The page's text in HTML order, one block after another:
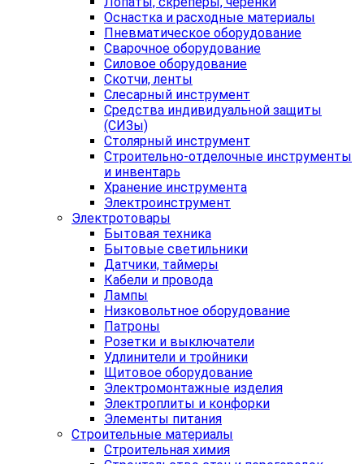
Оснастка и расходные материалы
Пневматическое оборудование
Сварочное оборудование
Силовое оборудование
Скотчи, ленты
Слесарный инструмент
Средства индивидуальной защиты
(СИЗы)
Столярный инструмент
Строительно-отделочные инструменты
и инвентарь
Хранение инструмента
Электроинструмент
Электротовары
Бытовая техника
Бытовые светильники
Датчики, таймеры
Кабели и провода
Лампы
Низковольтное оборудование
Патроны
Розетки и выключатели
Удлинители и тройники
Щитовое оборудование
Электромонтажные изделия
Электроплиты и конфорки
Элементы питания
Строительные материалы
Строительная химия